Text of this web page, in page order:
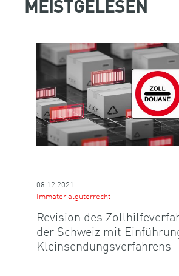
MEISTGELESEN
08.12.2021
Immaterialgüterrecht
Revision des
der Schweiz mit
Kleinsendungsverfahrens